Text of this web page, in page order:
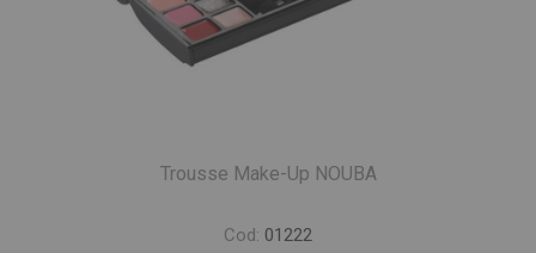
Trousse Make-Up NOUBA
Cod: 01222